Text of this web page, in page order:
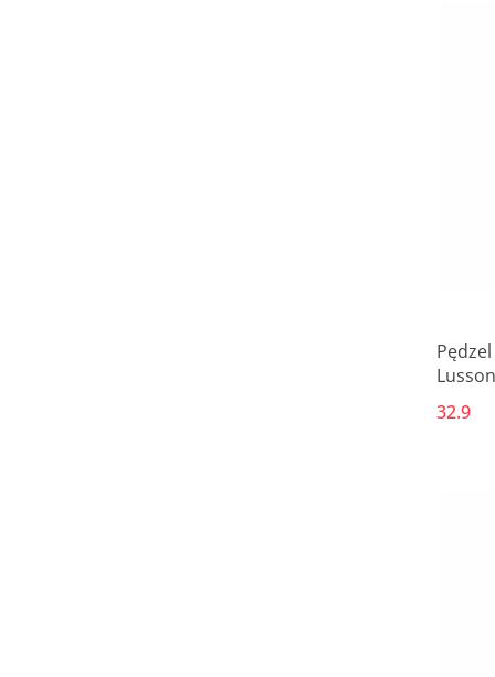
32.9